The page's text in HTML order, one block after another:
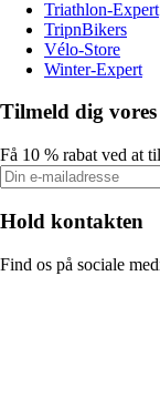
Triathlon-Expert
TripnBikers
Vélo-Store
Winter-Expert
Tilmeld dig
Få 10 % rabat ved at
Hold kontakten
Find os på sociale